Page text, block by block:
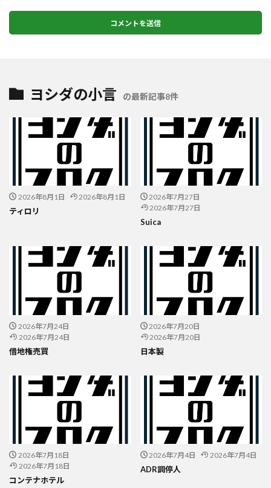
ヨシダの小言 の最新記事8件
2026年8月1日 2026年8月1日
ティロリ
2026年7月27日
2026年7月27日
Suica
2026年7月24日
2026年7月24日
借地権売買
2026年7月20日
2026年7月20日
日本製
2026年7月18日
2026年7月18日
コンテナホテル
2026年7月4日 2026年7月4日
ADR調停人